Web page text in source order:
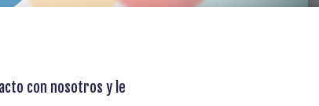
con nosotros y le